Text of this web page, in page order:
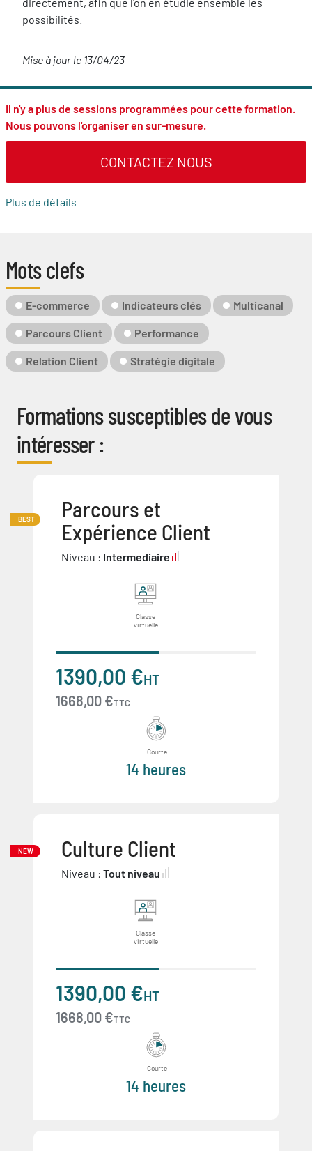
possibilités.
Mise à jour le 13/04/23
Il n'y a plus de sessions programmées pour cette formation.
Nous pouvons l'organiser en sur-mesure.
CONTACTEZ NOUS
Plus de détails
Mots clefs
Mot-
Clé
E-commerce Indicateurs clés Multicanal
Parcours Client Performance
Relation Client Stratégie digitale
Formations susceptibles de vous
intéresser :
BEST
Parcours et
Expérience Client
Niveau : Intermediaire
Classe
virtuelle
1390,00 €HT
1668,00 €TTC
Courte
14 heures
NEW Culture Client
Niveau : Tout niveau
Classe
virtuelle
1390,00 €HT
1668,00 €TTC
Courte
14 heures